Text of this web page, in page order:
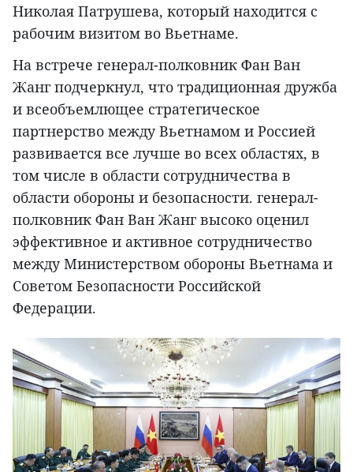
Николая Патрушева, который находится с
рабочим визитом во Вьетнаме.
На встрече генерал-полковник Фан Ван
Жанг подчеркнул, что традиционная дружба
и всеобъемлющее стратегическое
партнерство между Вьетнамом и Россией
развивается все лучше во всех областях, в
том числе в области сотрудничества в
области обороны и безопасности. генерал-
полковник Фан Ван Жанг высоко оценил
эффективное и активное сотрудничество
между Министерством обороны Вьетнама и
Советом Безопасности Российской
Федерации.